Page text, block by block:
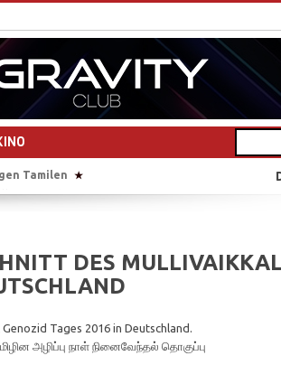
★ Sie übersetzt auch im Gebärsaal
– Vithya & Majoe drehen gemeinsam ein
DES
Tages 2016 in Deutschland.
அழிப்பு நாள் நினைவேந்தல் தொகுப்பு